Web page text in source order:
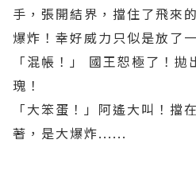
手，張開結界，擋住了飛來
爆炸！幸好威力只似是放了
「混帳！」 國王恕極了！
瑰！
「大笨蛋！」阿遙大叫！擋
著，是大爆炸......